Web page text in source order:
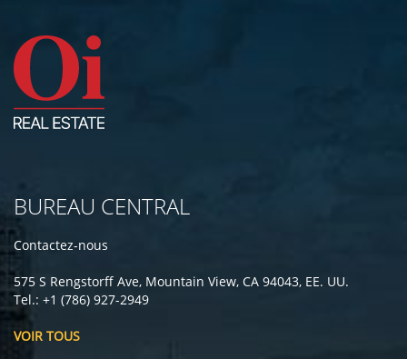
BUREAU CENTRAL
Contactez-nous
575 S Rengstorff Ave, Mountain View, CA 94043, EE. UU.
Tel.: +1 (786) 927-2949
VOIR TOUS